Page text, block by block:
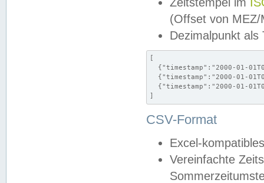
(Offset von MEZ/
Dezimalpunkt als
[
{"timestamp":"2000-01-
{"timestamp":"2000-01-
{"timestamp":"2000-01-
]
CSV-Format
Excel-
Vereinfachte